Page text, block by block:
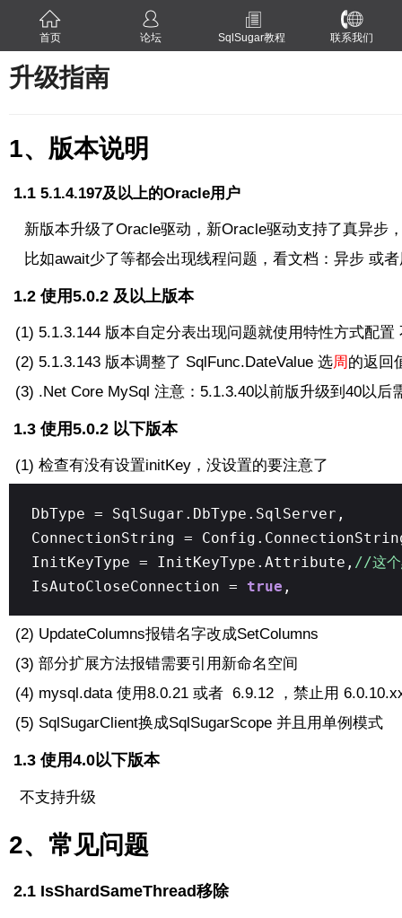
首页 论坛 SqlSugar教程 联系我们
升级指南
1、版本说明
1.1 5.1.4.197及以上的Oracle用户
新版本升级了Oracle驱动，新Oracle驱动支持了真异步
比如await少了等都会出现线程问题，看文档：异步 或
1.2 使用5.0.2 及以上版本
(1) 5.1.3.144 版本自定分表出现问题就使用特性方式配置
(2) 5.1.3.143 版本调整了 SqlFunc.DateValue 选周 的返回
(3) .Net Core MySql 注意：5.1.3.40以前版升级到40以
1.3 使用5.0.2 以下版本
(1) 检查有没有设置initKey，没设置的要注意了
DbType = SqlSugar.DbType.SqlServer,
ConnectionString =
InitKeyType = InitKeyType.Attribute, //这个
IsAutoCloseConnection = true ,
(2) UpdateColumns报错名字改成SetColumns
(3) 部分扩展方法报错需要引用新命名空间
(4) mysql.data 使用8.0.21 或者 6.9.12 ，禁止用
(5) SqlSugarClient换成SqlSugarScope 并且用单例模式
1.3 使用4.0以下版本
不支持升级
2、常见问题
2.1 IsShardSameThread移除